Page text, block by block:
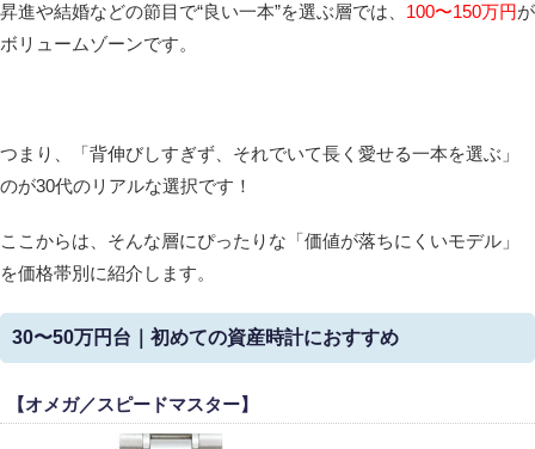
昇進や結婚などの節目で“良い一本”を選ぶ層では、 100〜150万円が
ボリュームゾーンです。
つまり、「背伸びしすぎず、それでいて長く愛せる一本を選ぶ」
のが30代のリアルな選択です！
ここからは、そんな層にぴったりな「価値が落ちにくいモデル」
を価格帯別に紹介します。
30〜50万円台｜初めての資産時計におすすめ
【オメガ／スピードマスター】